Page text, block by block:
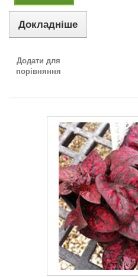
Докладніше
Додати для
порівняння